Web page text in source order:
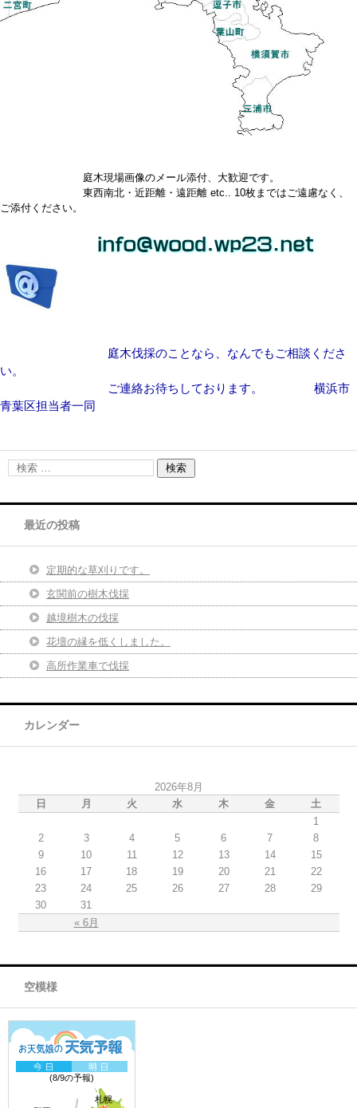
庭木現場画像のメール添付、大歓迎です。
東西南北・近距離・遠距離 etc.. 10枚まではご遠慮なく、
ご添付ください。
庭木伐採のことなら、なんでもご相談くださ
い。
ご連絡お待ちしております。 横浜市
青葉区担当者一同
最近の投稿
定期的な草刈りです。
玄関前の樹木伐採
越境樹木の伐採
花壇の縁を低くしました。
高所作業車で伐採
カレンダー
2026年8月
日
月 火 水 木 金 土
« 6月
1
2
3 4 5 6 7
8
9
10 11 12 13 14
15
16
17 18 19 20 21
22
23
24 25 26 27 28
29
30
31
空模様